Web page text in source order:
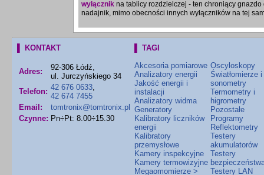
wyłącznik na tablicy rozdzielczej - ten chroniący gnazdo
nadajnik, mimo obecności innych wyłączników na tej
▌ KONTAKT
Adres:
92-306 Łódź,
ul. Jurczyńskiego 34
Telefon: 42 676 0633,
42 674 7455
Email:
tomtronix@tomtronix.pl
Czynne: Pn÷Pt: 8.00÷15.30
▌ TAGI
Akcesoria pomiarowe
Analizatory energii
Jakość energii i
instalacji
Analizatory widma
Generatory
Kalibratory liczników
energii
Kalibratory
przemysłowe
Kamery inspekcyjne
Kamery termowizyjne
Megaomomierze >
Oscyloskopy
Światłomierze i
sonometry
Termometry i
higrometry
Pozostałe
Programy
Reflektometry
Testery
akumulatorów
Testery
Testery LAN